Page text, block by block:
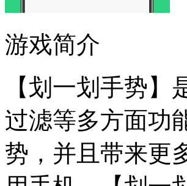
游戏简介
【划一划手势
过滤等多方面功
势，并且带来更